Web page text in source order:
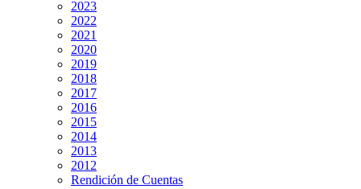
2023
2022
2021
2020
2019
2018
2017
2016
2015
2014
2013
2012
Rendición de Cuentas